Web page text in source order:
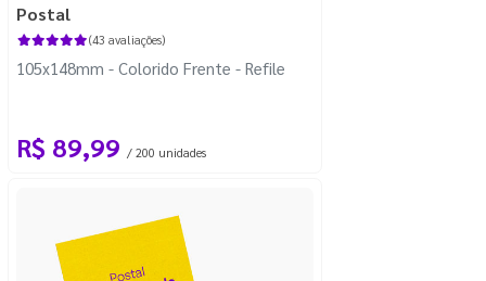
Postal
(43 avaliações)
105x148mm - Colorido Frente - Refile
R$ 89,99 / 200 unidades